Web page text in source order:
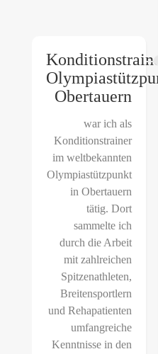
Obertauern
war ich als
Konditionstrainer
im weltbekannten
Olympiastützpunkt
in Obertauern
tätig. Dort
sammelte ich
durch die Arbeit
mit zahlreichen
Spitzenathleten,
Breitensportlern
und Rehapatienten
umfangreiche
Kenntnisse in den